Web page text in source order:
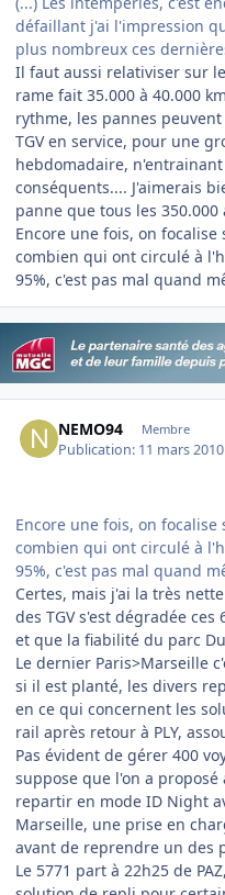
défaillant j'ai l'impression
plus nombreux ces
Il faut aussi relativiser sur
rame fait 35.000 à 40.000
rythme, les pannes
TGV en service, pour une
hebdomadaire,
conséquents.... J'aimerais
panne que tous les 350.000
Encore une fois, on
combien qui ont circulé à
95%, c'est pas mal quand
NEMO94 Membre
Publication: 11 mars 2010
Encore une fois, on
combien qui ont circulé à
95%, c'est pas mal quand
Certes, mais j'ai la très
des TGV s'est dégradée ces
et que la fiabilité du parc
Le dernier Paris>Marseille
si il est planté, les divers
en ce qui concernent les
rail après retour à PLY,
Pas évident de gérer 400
suppose que l'on a
repartir en mode ID Night
Marseille, une prise en
avant de reprendre un des
Le 5771 part à 22h25 de